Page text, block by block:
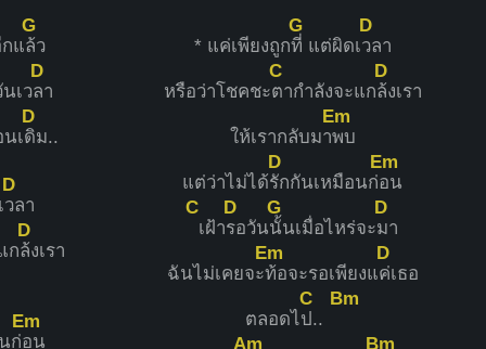
แ
G
ล้ว
เว
D
ลา
เ
D
ดิม..
D
วลา
ก
D
ล้งเรา
ก่
Em
อน
* แค่เพียงถูก
G
ที่ แต่ผิดเ
D
วลา
หรือว่าโชคชะ
C
ตากำลังจะแก
D
ล้งเรา
ให้เรากลับมา
Em
พบ
แต่ว่าไม่ได้
D
รักกันเหมือนก่
Em
อน
C
เฝ้า
D
รอวัน
G
นั้นเมื่อไหร่จะ
D
มา
ฉันไม่เคยจะ
Em
ท้อจะรอเพียงแ
D
ค่เธอ
ตลอดไ
C
ป..
Bm
Am Bm